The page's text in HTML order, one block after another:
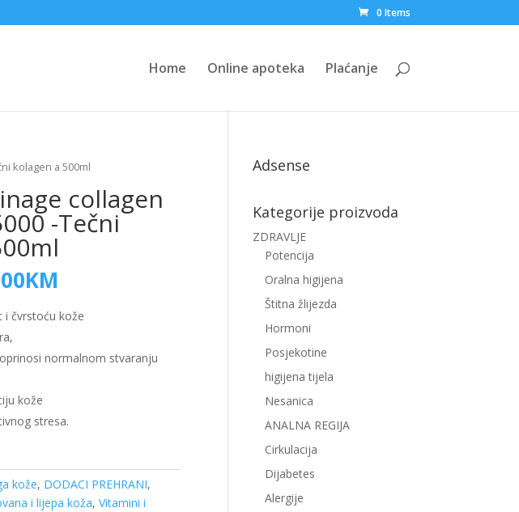
0 Items
Home Online apoteka Plaćanje
kolagen a 500ml
collagen
-Tečni
KM
i čvrstoću kože
normalnom stvaranju
kože
stresa.
kože, DODACI PREHRANI,
i lijepa koža,Vitamini i
Adsense
Kategorije proizvoda
ZDRAVLJE
Potencija
Oralna higijena
Štitna žlijezda
Hormoni
Posjekotine
higijena tijela
Nesanica
ANALNA REGIJA
Cirkulacija
Dijabetes
Alergije